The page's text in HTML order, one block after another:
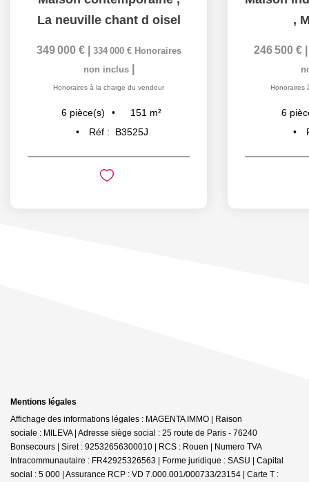
La neuville chant d oisel
349 000 € 334 000 € Honoraires
non inclus
Honoraires à la charge du vendeur
6 pièce(s) 151 m²
Réf :
B3525J
,
246 500 €
Honoraires
6
Mentions légales
Affichage des informations légales : MAGENTA IMMO | Raison
sociale : MILEVA | Adresse siège social : 25 route de Paris - 76240
Bonsecours | Siret : 92532656300010 | RCS : Rouen | Numero TVA
Intracommunautaire : FR42925326563 | Forme juridique : SASU | Capital
social : 5 000 | Assurance RCP : VD 7.000.001/000733/23154 | Carte T :